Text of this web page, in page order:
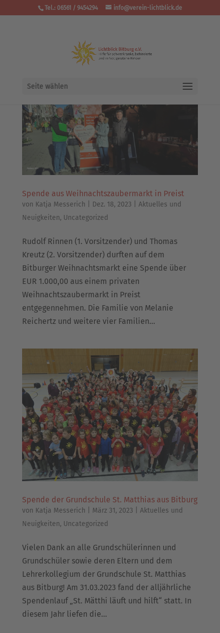
Tel.: 06561 / 9454294 info@verein-lichtblick.de
Seite wählen
Spende aus Weihnachtszaubermarkt in Preist
von Katja Messerich Dez. 18, 2023
Aktuelles und
Neuigkeiten, Uncategorized
Rudolf Rinnen (1. Vorsitzender) und Thomas
Kreutz (2. Vorsitzender) durften auf dem
Bitburger Weihnachtsmarkt eine Spende über
EUR 1.000,00 aus einem privaten
Weihnachtszaubermarkt in Preist
entgegennehmen. Die Familie von Melanie
Reichertz und weitere vier Familien...
Spende der Grundschule St. Matthias aus Bitburg
von Katja Messerich März 31, 2023
Aktuelles und
Neuigkeiten, Uncategorized
Vielen Dank an alle Grundschülerinnen und
Grundschüler sowie deren Eltern und dem
Lehrerkollegium der Grundschule St. Matthias
aus Bitburg! Am 31.03.2023 fand der alljährliche
Spendenlauf „St. Mätthi läuft und hilft“ statt. In
diesem Jahr liefen die...